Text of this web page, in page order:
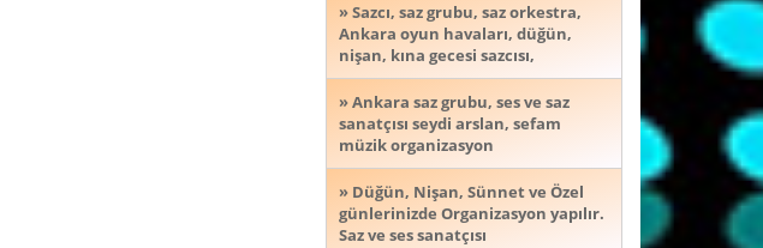
» Sazcı, saz grubu, saz orkestra,
Ankara oyun havaları, düğün,
nişan, kına gecesi sazcısı,
» Ankara saz grubu, ses ve saz
sanatçısı seydi arslan, sefam
müzik organizasyon
» Düğün, Nişan, Sünnet ve Özel
günlerinizde Organizasyon yapılır.
Saz ve ses sanatçısı